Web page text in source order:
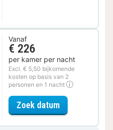
Vanaf
€ 226
per kamer per nacht
Excl. € 5,50 bijkomende
kosten op basis van 2
personen en 1 nacht
Zoek datumvoor Ontbijt